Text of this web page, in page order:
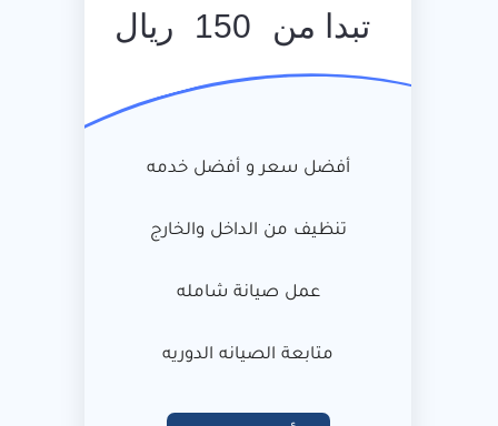
تبدا من 150 ريال
أفضل سعر و أفضل خدمه
تنظيف من الداخل والخارج
عمل صيانة شامله
متابعة الصيانه الدوريه